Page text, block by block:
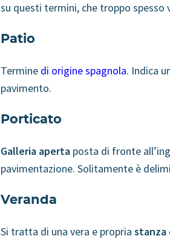
su questi termini, che troppo spesso
Patio
Termine di origine spagnola. Indica
pavimento.
Porticato
Galleria aperta posta di fronte
pavimentazione. Solitamente è
Veranda
Si tratta di una vera e propria stanza